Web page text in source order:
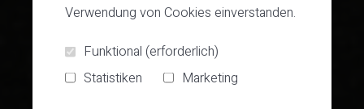
Verwendung von Cookies einverstanden.
Funktional (erforderlich)
Statistiken
Marketing